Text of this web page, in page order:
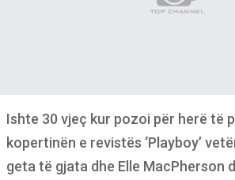
Ishte 30 vjeç kur pozoi për herë të
kopertinën e revistës ‘Playboy’
geta të gjata dhe Elle MacPherson